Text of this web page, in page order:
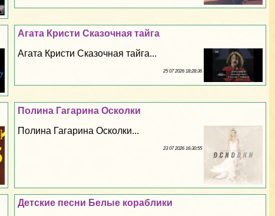
Агата Кристи Сказочная тайга
Агата Кристи Сказочная тайга...
25 07 2026 18:28:36
Полина Гагарина Осколки
Полина Гагарина Осколки...
23 07 2026 16:30:55
Детские песни Белые кораблики